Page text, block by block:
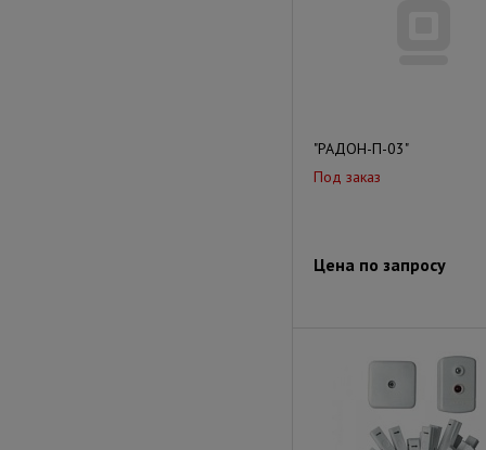
"РАДОН-П-03"
Под заказ
Цена по запросу